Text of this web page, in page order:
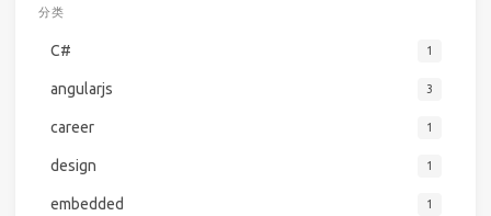
分类
C# 1
angularjs 3
career 1
design 1
embedded 1